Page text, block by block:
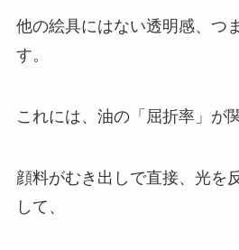
他の絵具にはない透明感、つ
す。
これには、油の「屈折率」が
顔料がむき出しで直接、光を
して、